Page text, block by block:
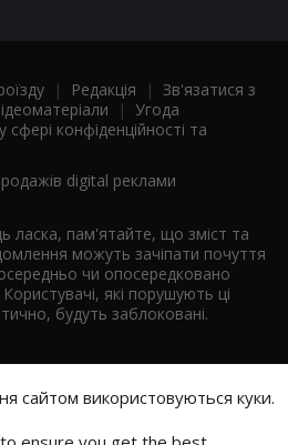
| Редакція | Зв'язатися з
| Угода
сфері конфіденційності та
digital реклами
ласка, пам'ятайте, що зміст та
можуть зачіпати почуття
чи опосередковано
які порушують ці
будуть заблоковані.
сайтом використовуються куки.